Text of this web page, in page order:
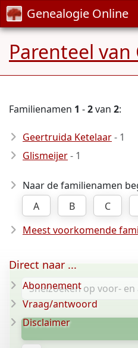
Genealogie Online
Parenteel
Familienamen 1 -2van 2:
Geertruida Ketelaar- 1
Glismeijer- 1
Naar de familienamen
A
B C
Meest voorkomende
Direct naar ...
Abonnement
Vraag/antwoord
Disclaimer